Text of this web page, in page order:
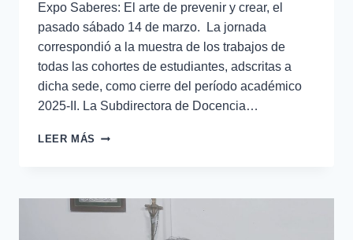
Expo Saberes: El arte de prevenir y crear, el
pasado sábado 14 de marzo. La jornada
correspondió a la muestra de los trabajos de
todas las cohortes de estudiantes, adscritas a
dicha sede, como cierre del período académico
2025-II. La Subdirectora de Docencia…
LEER MÁS